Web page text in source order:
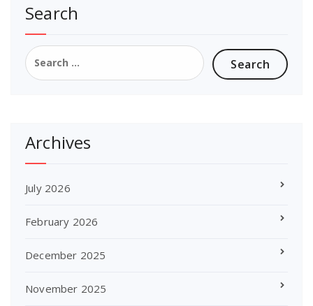
Search
Search
for:
Archives
July 2026
February 2026
December 2025
November 2025